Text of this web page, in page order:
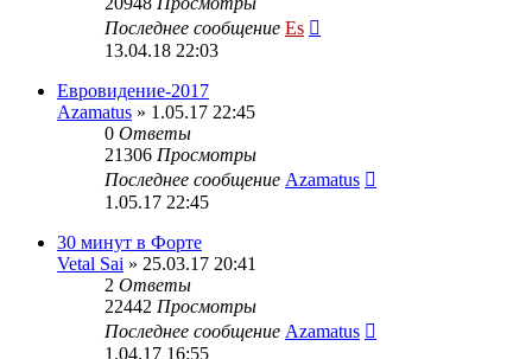
Последнее сообщение Es
13.04.18 22:03
Евровидение-2017
Azamatus » 1.05.17 22:45
0 Ответы
21306 Просмотры
Последнее сообщение Azamatus
1.05.17 22:45
30 минут в Форте
Vetal Sai » 25.03.17 20:41
2 Ответы
22442 Просмотры
Последнее сообщение Azamatus
1.04.17 16:55